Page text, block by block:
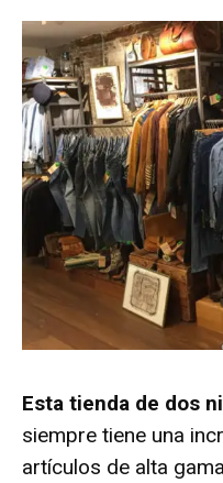
Esta tienda de dos
siempre tiene una
artículos de alta